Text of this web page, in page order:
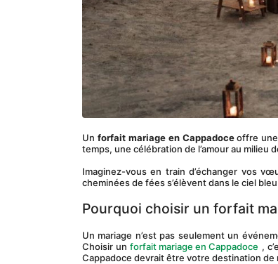
Un forfait mariage en Cappadoce offre une
temps, une célébration de l’amour au milieu
Imaginez-vous en train d’échanger vos
cheminées de fées s’élèvent dans le ciel
Pourquoi choisir un forfait
Un mariage n’est pas seulement un
Choisir un forfait mariage en Cappadoce ,
Cappadoce devrait être votre destination de